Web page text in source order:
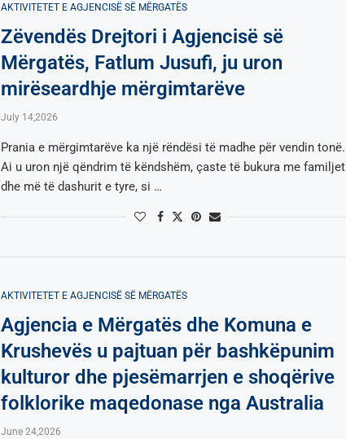
AKTIVITETET E AGJENCISË SË МËRGATËS
Zëvendës Drejtori i Agjencisë së
Mërgatës, Fatlum Jusufi, ju uron
mirëseardhje mërgimtarëve
July 14,2026
Prania e mërgimtarëve ka një rëndësi të madhe për vendin tonë.
Ai u uron një qëndrim të këndshëm, çaste të bukura me familjet
dhe më të dashurit e tyre, si …
AKTIVITETET E AGJENCISË SË МËRGATËS
Agjencia e Mërgatës dhe Komuna e
Krushevës u pajtuan për bashkëpunim
kulturor dhe pjesëmarrjen e shoqërive
folklorike maqedonase nga Australia
June 24,2026